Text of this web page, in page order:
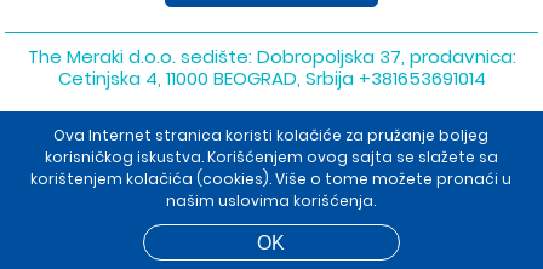
Ova Internet stranica koristi kolačiće za pružanje boljeg
korisničkog iskustva. Korišćenjem ovog sajta se slažete sa
korištenjem kolačića (cookies). Više o tome možete pronaći u
našim uslovima korišćenja.
The Meraki d.o.o. sedište: Dobropoljska 37, prodavnica:
Cetinjska 4, 11000 BEOGRAD, Srbija +381653691014
byshopen.com